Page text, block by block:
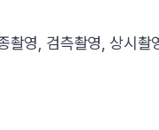
촬영, 검측촬영, 상시촬